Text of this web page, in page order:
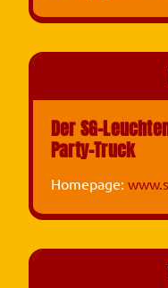
Der SG-
Party-Truck
Homepage: